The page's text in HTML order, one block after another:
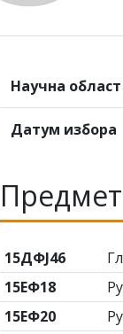
Научна област
Датум избора
15ДФЈ46
15ЕФ18
15ЕФ20